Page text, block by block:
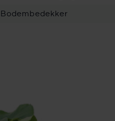
Bodembedekker